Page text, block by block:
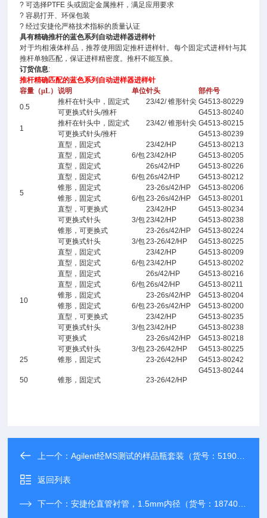
? 可选择PTFE 头或固定金属推杆，满足应用要求
? 容易打开、环保包装
? 经过安捷伦严格技术指标的质量认证
具有精确推杆的蓝色系列自动进样器进样针
对于均相液体样品，推荐使用固定推杆进样针。每个固定式进样针与其
推杆单独匹配，保证进样精密度。推杆不能互换。
订货信息:
推杆精确匹配的蓝色系列自动进样器进样针
容量（μL） 说明 单位针头
部件号
0.5
推杆在针头中，固定式 23/42/ 锥形针尖 G4513-80229
可更换式针头/推杆
G4513-80240
1
推杆在针头中，固定式 23/42/ 锥形针尖 G4513-80215
可更换式针头/推杆
G4513-80239
5
直型，固定式 23/42/HP
G4513-80213
直型，固定式
6/包23/42/HP
G4513-80205
直型，固定式
26s/42/HP
G4513-80226
直型，固定式
6/包26s/42/HP
G4513-80212
锥形，固定式
23-26s/42/HP
G4513-80206
锥形，固定式
6/包23-26s/42/HP
G4513-80201
直型，可更换式
23/42/HP
G4513-80234
可更换式针头
3/包23/42/HP
G4513-80238
锥形，可更换式
23-26s/42/HP
G4513-80224
可更换式针头
3/包23-26/42/HP G4513-80225
10
直型，固定式 23/42/HP
G4513-80209
直型，固定式
6/包23/42/HP
G4513-80202
直型，固定式
26s/42/HP
G4513-80216
直型，固定式
6/包26s/42/HP
G4513-80211
锥形，固定式
23-26s/42/HP
G4513-80204
锥形，固定式
6/包23-26s/42/HP
G4513-80200
直型，可更换式
23/42/HP
G4513-80235
可更换式针头
3/包23/42/HP
G4513-80238
可更换式
23-26s/42/HP
G4513-80218
可更换式针头
3/包23-26/42/HP
G4513-80225
25
锥形，固定式 23-26/42/HP G4513-80242
50 锥形，固定式 23-26/42/HP
G4513-80244
上一个：Agilent经MS测试的样品瓶套装（货号：5190-2277）
返回列表
下一个：安捷伦直管衬管，1.5mm内径（货号：18740-80200）